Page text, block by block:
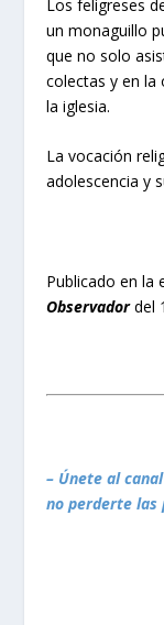
Los feligreses
un monaguillo
que no solo
colectas y en la
la iglesia.
La vocación
adolescencia y
Publicado en la
Observadordel
– Únete al
no perderte las